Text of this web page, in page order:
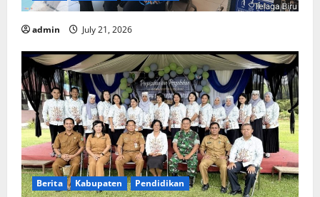
admin July 21, 2026
Berita Kabupaten Pendidikan